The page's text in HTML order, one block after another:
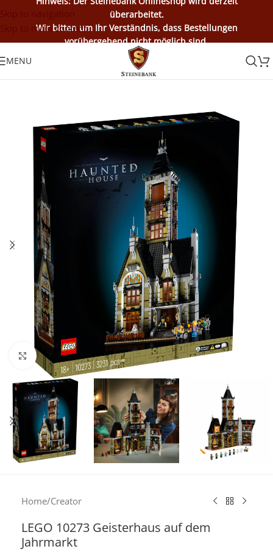
überarbeitet.
Wir bitten um Ihr Verständnis, dass Bestellungen
vorübergehend nicht möglich sind.
Skip to main content
MENU
Click to enlarge
Home/Creator
LEGO 10273 Geisterhaus auf dem
Jahrmarkt